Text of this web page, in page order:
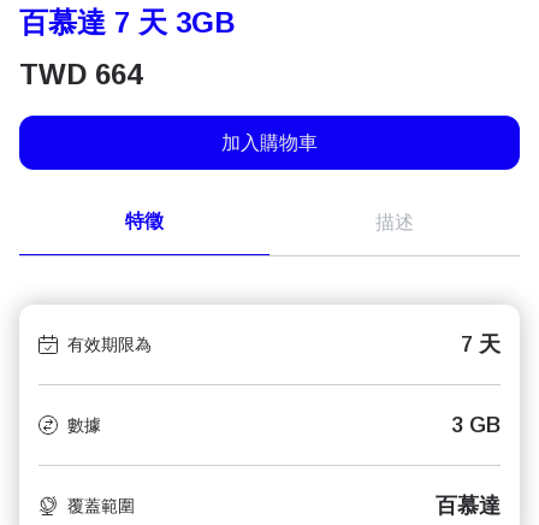
百慕達 7 天 3GB
TWD 664
加入購物車
特徵 描述
有效期限為 7 天
數據 3 GB
覆蓋範圍 百慕達